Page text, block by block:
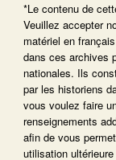
*Le contenu de
Veuillez accepter
matériel en
dans ces archives
nationales. Ils
par les historiens
vous voulez faire
renseignements
afin de vous
utilisation